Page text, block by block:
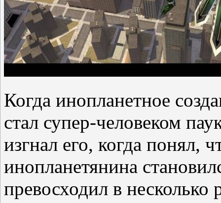
Когда инопланетное
стал супер-человеком
изгнал его, когда понял,
инопланетянина
превосходил в несколько